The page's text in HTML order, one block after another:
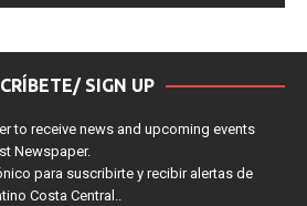
SIGN UP
to receive news and upcoming events
Newspaper.
para suscribirte y recibir alertas de